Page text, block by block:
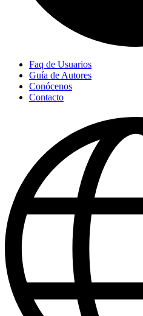
Faq de Usuarios
Guía de Autores
Conócenos
Contacto